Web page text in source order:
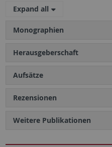
Expand all
Monographien
Herausgeberschaft
Aufsätze
Rezensionen
Weitere Publikationen